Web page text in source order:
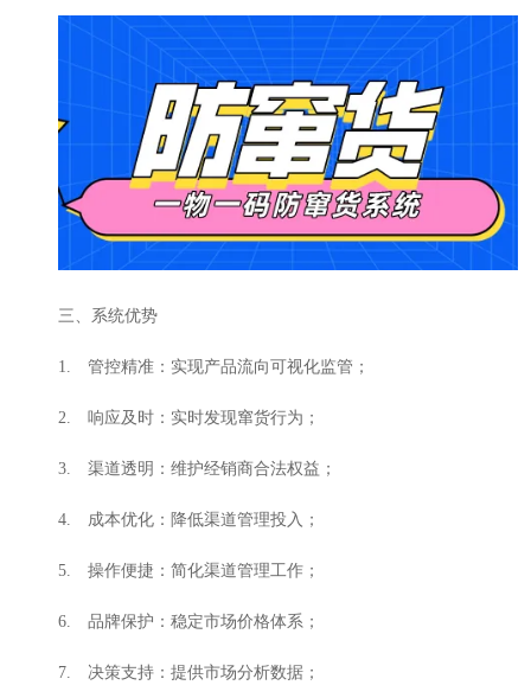
三、系统优势
1. 管控精准：实现产品流向可视化监管；
2. 响应及时：实时发现窜货行为；
3. 渠道透明：维护经销商合法权益；
4. 成本优化：降低渠道管理投入；
5. 操作便捷：简化渠道管理工作；
6. 品牌保护：稳定市场价格体系；
7. 决策支持：提供市场分析数据；